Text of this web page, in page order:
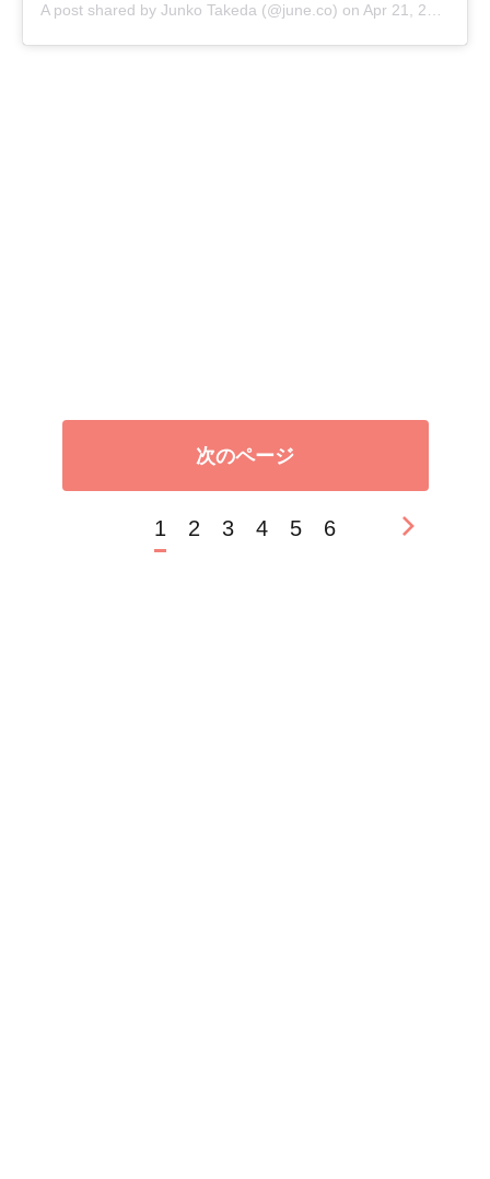
A post shared by Junko Takeda (@june.co) on Apr 21, 2019 at 2:45am PDT
次のページ
1 2 3 4 5 6